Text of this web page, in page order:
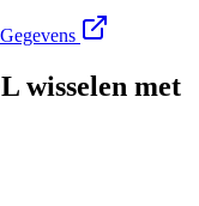
wisselen met